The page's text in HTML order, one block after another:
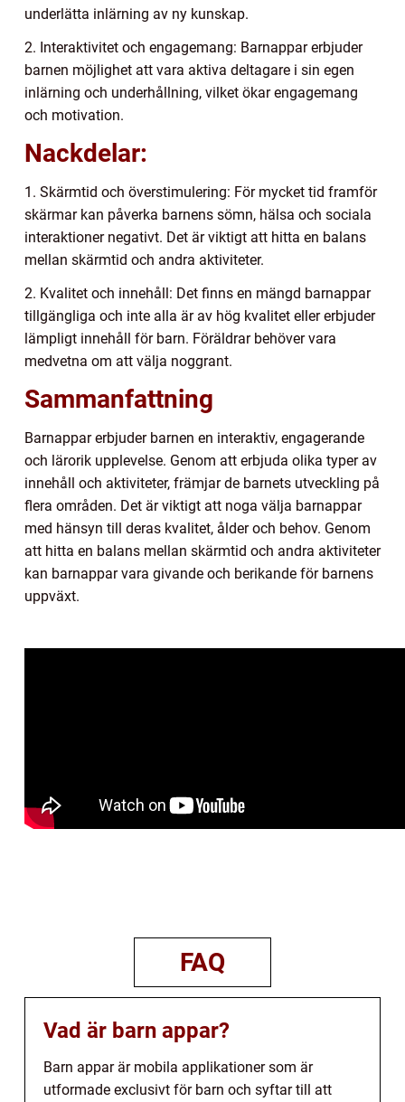
underlätta inlärning av ny kunskap.
2. Interaktivitet och engagemang: Barnappar erbjuder
barnen möjlighet att vara aktiva deltagare i sin egen
inlärning och underhållning, vilket ökar engagemang
och motivation.
Nackdelar:
1. Skärmtid och överstimulering: För mycket tid framför
skärmar kan påverka barnens sömn, hälsa och sociala
interaktioner negativt. Det är viktigt att hitta en balans
mellan skärmtid och andra aktiviteter.
2. Kvalitet och innehåll: Det finns en mängd barnappar
tillgängliga och inte alla är av hög kvalitet eller erbjuder
lämpligt innehåll för barn. Föräldrar behöver vara
medvetna om att välja noggrant.
Sammanfattning
Barnappar erbjuder barnen en interaktiv, engagerande
och lärorik upplevelse. Genom att erbjuda olika typer av
innehåll och aktiviteter, främjar de barnets utveckling på
flera områden. Det är viktigt att noga välja barnappar
med hänsyn till deras kvalitet, ålder och behov. Genom
att hitta en balans mellan skärmtid och andra aktiviteter
kan barnappar vara givande och berikande för barnens
uppväxt.
FAQ
Vad är barn appar?
Barn appar är mobila applikationer som är
utformade exclusivt för barn och syftar till att